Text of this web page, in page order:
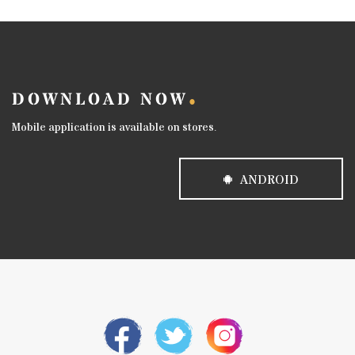
DOWNLOAD NOW
Mobile application is available on stores.
ANDROID